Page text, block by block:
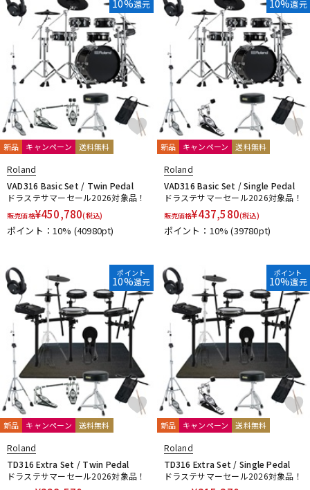
10%還元
新品 キャンペーン 送料無料
Roland
VAD316 Basic Set / Twin Pedal
ドラステサマーセール2026対象品！
販売価格¥450,780(税込)
ポイント：10% (40980pt)
10%還元
新品 キャンペーン 送料無料
Roland
VAD316 Basic Set / Single Pedal
ドラステサマーセール2026対象品！
販売価格¥437,580(税込)
ポイント：10%(39780pt)
ポイント
10%還元
新品 キャンペーン 送料無料
Roland
TD316 Extra Set / Twin Pedal
ドラステサマーセール2026対象品！
ポイント
10%還元
新品 キャンペーン 送料無料
Roland
TD316 Extra Set / Single Pedal
ドラステサマーセール2026対象品！